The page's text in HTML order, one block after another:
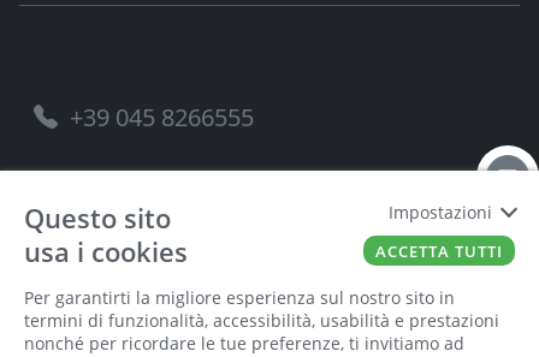
+39 045 8266555
FERRAMENTA VENETA SRL 00221490238
Questo sito
usa i cookies
Per garantirti la migliore esperienza sul nostro sito in
termini di funzionalità, accessibilità, usabilità e prestazioni
nonché per ricordare le tue preferenze, ti invitiamo ad
Impostazioni
ACCETTA TUTTI